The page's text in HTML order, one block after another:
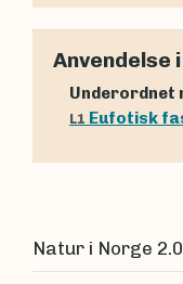
Anvendelse
L1 Eufotisk
Natur i Norge 2.0